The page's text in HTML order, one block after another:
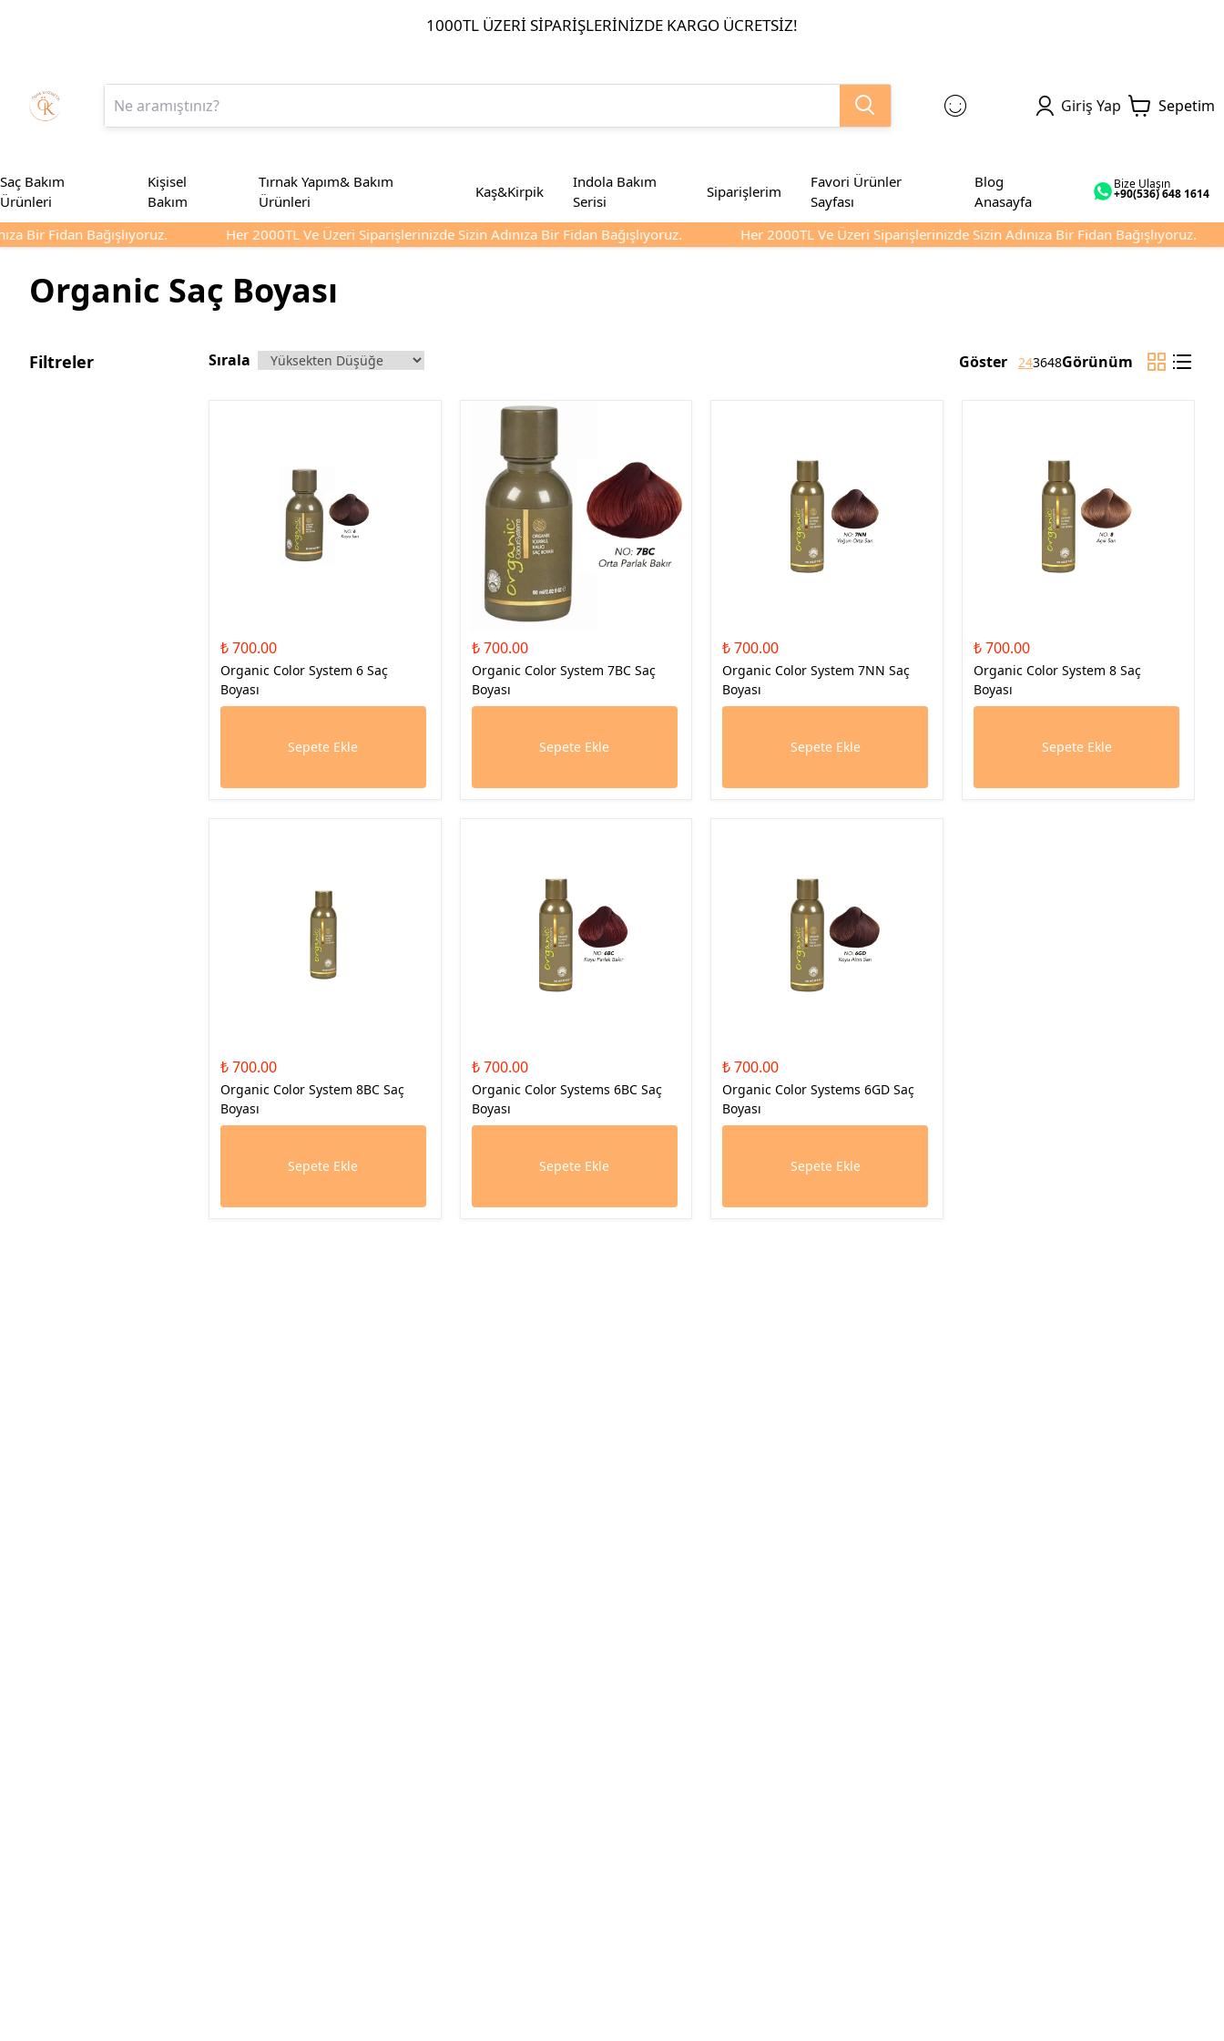
1000TL ÜZERI SIPARIŞLERINIZDE KARGO ÜCRETSIZ!
Giriş Yap Sepetim
Saç Bakım
Ürünleri
Kişisel
Bakım
Tırnak Yapım& Bakım
Ürünleri
Kaş&Kirpik
Indola Bakım
Serisi
Siparişlerim
Favori Ürünler
Sayfası
Blog
Anasayfa
Bize Ulaşın
+90(536) 648 1614
Bir Fidan Bağışlıyoruz. Her 2000TL Ve Üzeri Siparişlerinizde Sizin Adınıza Bir Fidan Bağışlıyoruz. Her 2000TL Ve Üzeri Siparişlerinizde Sizin Adınıza Bir Fidan Bağışlıyoruz.
Organic Saç Boyası
Filtreler Sırala Göster 243648Görünüm
₺ 700.00
Organic Color System 6 Saç
Boyası
Sepete Ekle
₺ 700.00
Organic Color System 7BC Saç
Boyası
Sepete Ekle
₺ 700.00
Organic Color System 7NN Saç
Boyası
Sepete Ekle
₺ 700.00
Organic Color System 8 Saç
Boyası
Sepete Ekle
₺ 700.00
Organic Color System 8BC Saç
Boyası
Sepete Ekle
₺ 700.00
Organic Color Systems 6BC Saç
Boyası
Sepete Ekle
₺ 700.00
Organic Color Systems 6GD Saç
Boyası
Sepete Ekle